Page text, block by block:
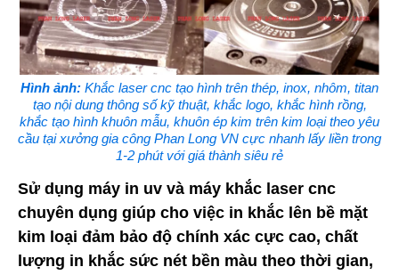
Hình ảnh: Khắc laser cnc tạo hình trên thép, inox, nhôm, titan
tạo nội dung thông số kỹ thuật, khắc logo, khắc hình rồng,
khắc tạo hình khuôn mẫu, khuôn ép kim trên kim loại theo yêu
cầu tại xưởng gia công Phan Long VN cực nhanh lấy liền trong
1-2 phút với giá thành siêu rẻ
Sử dụng máy in uv và máy khắc laser cnc
chuyên dụng giúp cho việc in khắc lên bề mặt
kim loại đảm bảo độ chính xác cực cao, chất
lượng in khắc sức nét bền màu theo thời gian,